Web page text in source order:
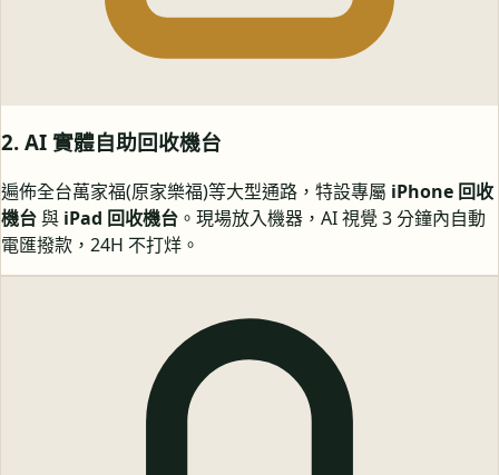
2. AI 實體自助回收機台
遍佈全台萬家福(原家樂福)等大型通路，特設專屬 iPhone 回收
機台與 iPad 回收機台 。現場放入機器，AI 視覺 3 分鐘內自動
電匯撥款，24H 不打烊。